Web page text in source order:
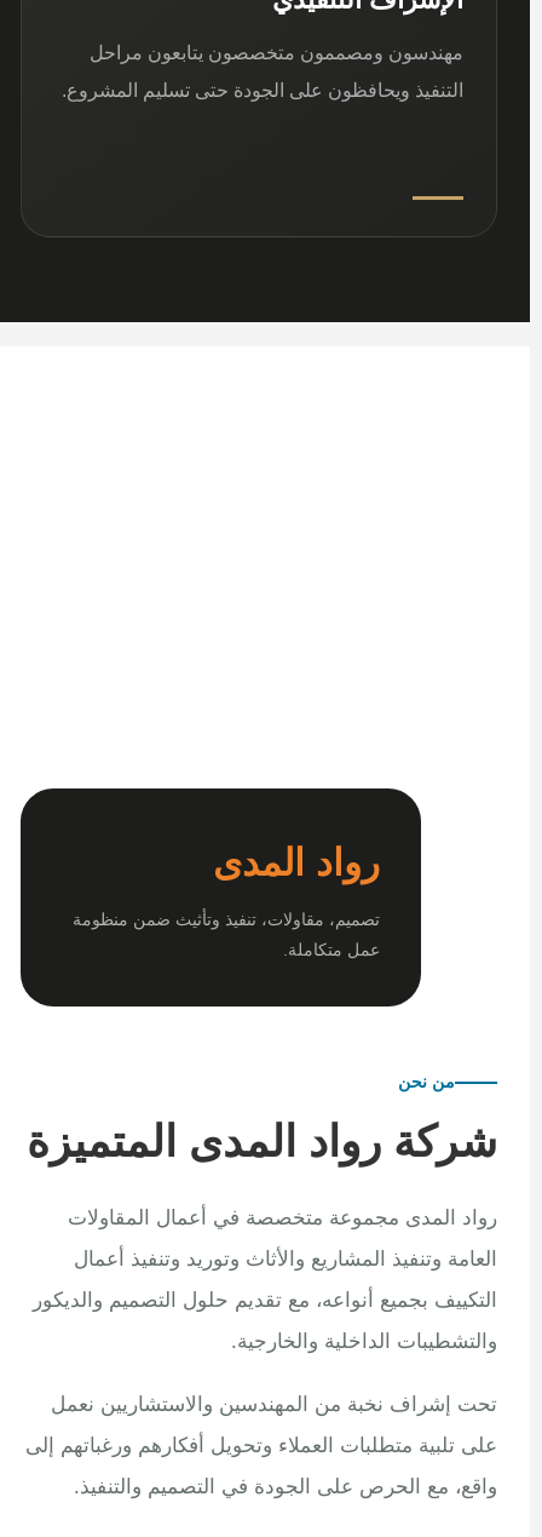
مهندسون ومصممون متخصصون يتابعون مراحل
التنفيذ ويحافظون على الجودة حتى تسليم المشروع.
رواد المدى
تصميم، مقاولات، تنفيذ وتأثيث ضمن منظومة
عمل متكاملة.
من نحن
شركة رواد المدى المتميزة
رواد المدى مجموعة متخصصة في أعمال المقاولات
العامة وتنفيذ المشاريع والأثاث وتوريد وتنفيذ أعمال
التكييف بجميع أنواعه، مع تقديم حلول التصميم والديكور
والتشطيبات الداخلية والخارجية.
تحت إشراف نخبة من المهندسين والاستشاريين نعمل
على تلبية متطلبات العملاء وتحويل أفكارهم ورغباتهم إلى
واقع، مع الحرص على الجودة في التصميم والتنفيذ.